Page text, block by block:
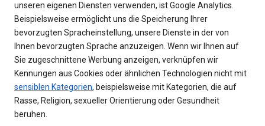
unseren eigenen Diensten verwenden, ist Google Analytics.
Beispielsweise ermöglicht uns die Speicherung Ihrer
bevorzugten Spracheinstellung, unsere Dienste in der von
Ihnen bevorzugten Sprache anzuzeigen. Wenn wir Ihnen auf
Sie zugeschnittene Werbung anzeigen, verknüpfen wir
Kennungen aus Cookies oder ähnlichen Technologien nicht mit
sensiblen Kategorien, beispielsweise mit Kategorien, die auf
Rasse, Religion, sexueller Orientierung oder Gesundheit
beruhen.